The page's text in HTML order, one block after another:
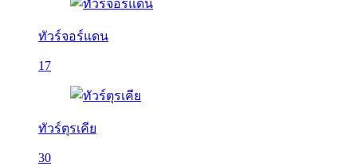
ทัวร์จอร์แดน
17
ทัวร์ตุรเคีย
30